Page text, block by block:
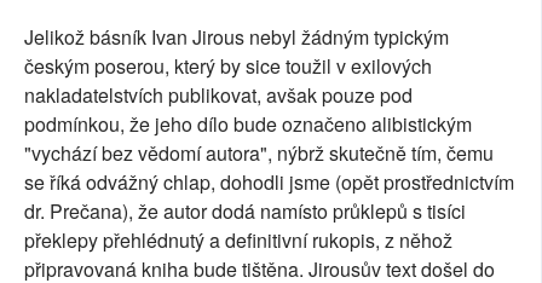
Jelikož básník Ivan Jirous nebyl žádným typickým
českým poserou, který by sice toužil v exilových
nakladatelstvích publikovat, avšak pouze pod
podmínkou, že jeho dílo bude označeno alibistickým
"vychází bez vědomí autora", nýbrž skutečně tím, čemu
se říká odvážný chlap, dohodli jsme (opět prostřednictvím
dr. Prečana), že autor dodá namísto průklepů s tisíci
překlepy přehlédnutý a definitivní rukopis, z něhož
připravovaná kniha bude tištěna. Jirousův text došel do